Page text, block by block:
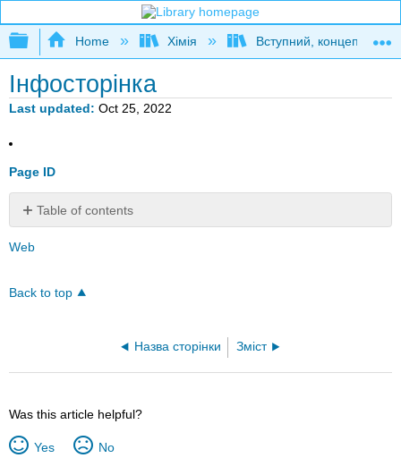
Expand/collapse global hierarchy
Home Хімія Вступний,
Інфосторінка
Last updated Oct 25, 2022
Page ID
Table of contents
No
headers
Web
Back to top
Назва сторінки Зміст
Was this article helpful?
Yes No